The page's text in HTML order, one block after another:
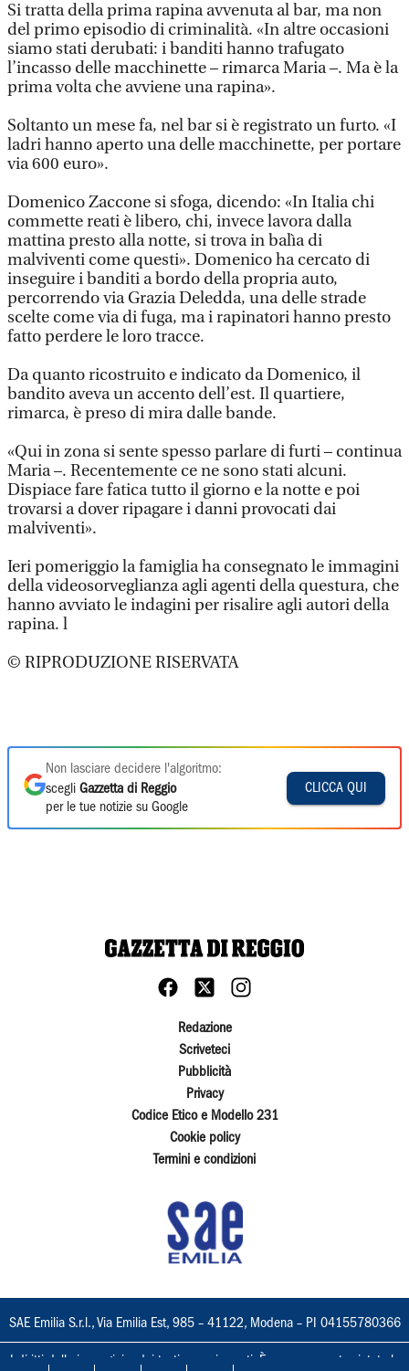
Si tratta della prima rapina avvenuta al bar, ma non
del primo episodio di criminalità. «In altre occasioni
siamo stati derubati: i banditi hanno trafugato
l’incasso delle macchinette – rimarca Maria –. Ma è la
prima volta che avviene una rapina».
Soltanto un mese fa, nel bar si è registrato un furto. «I
ladri hanno aperto una delle macchinette, per portare
via 600 euro».
Domenico Zaccone si sfoga, dicendo: «In Italia chi
commette reati è libero, chi, invece lavora dalla
mattina presto alla notte, si trova in balìa di
malviventi come questi». Domenico ha cercato di
inseguire i banditi a bordo della propria auto,
percorrendo via Grazia Deledda, una delle strade
scelte come via di fuga, ma i rapinatori hanno presto
fatto perdere le loro tracce.
Da quanto ricostruito e indicato da Domenico, il
bandito aveva un accento dell’est. Il quartiere,
rimarca, è preso di mira dalle bande.
«Qui in zona si sente spesso parlare di furti – continua
Maria –. Recentemente ce ne sono stati alcuni.
Dispiace fare fatica tutto il giorno e la notte e poi
trovarsi a dover ripagare i danni provocati dai
malviventi».
Ieri pomeriggio la famiglia ha consegnato le immagini
della videosorveglianza agli agenti della questura, che
hanno avviato le indagini per risalire agli autori della
rapina. l
© RIPRODUZIONE RISERVATA
Non lasciare decidere l'algoritmo:
scegli Gazzetta di Reggio
per le tue notizie su Google
CLICCA QUI
Redazione
Scriveteci
Pubblicità
Privacy
Codice Etico e Modello 231
Cookie policy
Termini e condizioni
SAE Emilia S.r.l., Via Emilia Est, 985 – 41122, Modena – PI 04155780366
I diritti delle immagini e dei testi sono riservati. È espressamente vietata la